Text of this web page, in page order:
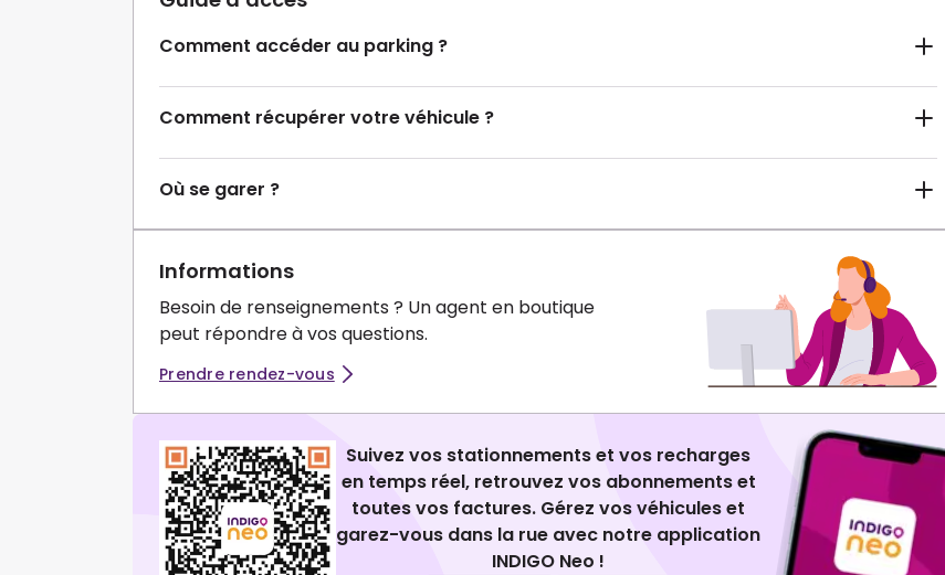
Comment accéder au parking ?
Comment récupérer votre véhicule ?
Où se garer ?
Informations
Besoin de renseignements ? Un agent en boutique
peut répondre à vos questions.
Prendre rendez-vous
Suivez vos stationnements et vos recharges
en temps réel, retrouvez vos abonnements et
toutes vos factures. Gérez vos véhicules et
garez-vous dans la rue avec notre application
INDIGO Neo !